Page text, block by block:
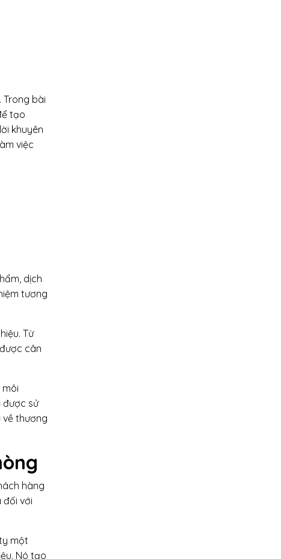
bài
tạo
khuyên
việc
dịch
tương
Từ
cân
được sử
thương
hàng
đối với
một
Nó tạo